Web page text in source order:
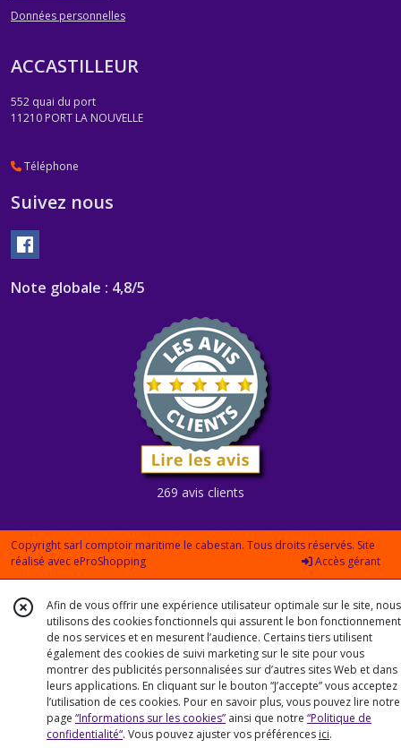
Données personnelles
ACCASTILLEUR
552 quai du port
11210 PORT LA NOUVELLE
Téléphone
Suivez nous
Note globale : 4,8/5
269 avis clients
Copyright sarl comptoir maritime le cabestan. Tous droits réservés. Site
réalisé avec eProShopping Accès gérant
Afin de vous offrir une expérience utilisateur optimale sur le site, nous
utilisons des cookies fonctionnels qui assurent le bon fonctionnement
de nos services et en mesurent l’audience. Certains tiers utilisent
également des cookies de suivi marketing sur le site pour vous
montrer des publicités personnalisées sur d’autres sites Web et dans
leurs applications. En cliquant sur le bouton “J’accepte” vous acceptez
l’utilisation de ces cookies. Pour en savoir plus, vous pouvez lire notre
page “Informations sur les cookies” ainsi que notre “Politique de
confidentialité“. Vous pouvez ajuster vos préférences ici.